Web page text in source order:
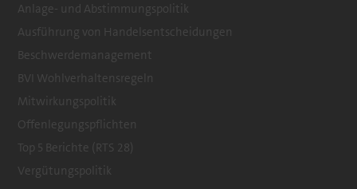
Anlage- und Abstimmungspolitik
Ausführung von Handelsentscheidungen
Beschwerdemanagement
BVI Wohlverhaltensregeln
Mitwirkungspolitik
Offenlegungspflichten
Top 5 Berichte (RTS 28)
Vergütungspolitik